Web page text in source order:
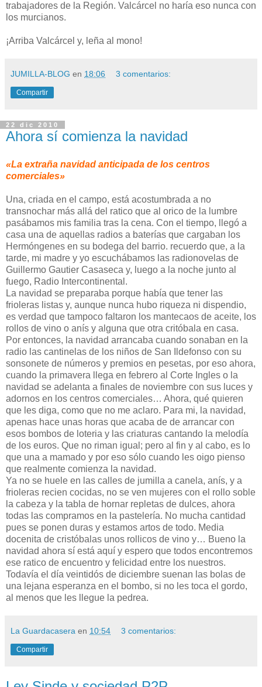
trabajadores de la Región. Valcárcel no haría eso nunca con
los murcianos.
¡Arriba Valcárcel y, leña al mono!
JUMILLA-BLOG en 18:06 3 comentarios:
Compartir
22 dic 2010
Ahora sí comienza la navidad
«La extraña navidad anticipada de los centros
comerciales»
Una, criada en el campo, está acostumbrada a no
transnochar más allá del ratico que al orico de la lumbre
pasábamos mis familia tras la cena. Con el tiempo, llegó a
casa una de aquellas radios a baterías que cargaban los
Hermóngenes en su bodega del barrio. recuerdo que, a la
tarde, mi madre y yo escuchábamos las radionovelas de
Guillermo Gautier Casaseca y, luego a la noche junto al
fuego, Radio Intercontinental.
La navidad se preparaba porque había que tener las
frioleras listas y, aunque nunca hubo riqueza ni dispendio,
es verdad que tampoco faltaron los mantecaos de aceite, los
rollos de vino o anís y alguna que otra critóbala en casa.
Por entonces, la navidad arrancaba cuando sonaban en la
radio las cantinelas de los niños de San Ildefonso con su
sonsonete de números y premios en pesetas, por eso ahora,
cuando la primavera llega en febrero al Corte Ingles o la
navidad se adelanta a finales de noviembre con sus luces y
adornos en los centros comerciales… Ahora, qué quieren
que les diga, como que no me aclaro. Para mi, la navidad,
apenas hace unas horas que acaba de de arrancar con
esos bombos de loteria y las criaturas cantando la melodía
de los euros. Que no riman igual; pero al fin y al cabo, es lo
que una a mamado y por eso sólo cuando les oigo pienso
que realmente comienza la navidad.
Ya no se huele en las calles de jumilla a canela, anís, y a
frioleras recien cocidas, no se ven mujeres con el rollo soble
la cabeza y la tabla de hornar repletas de dulces, ahora
todas las compramos en la pastelería. No mucha cantidad
pues se ponen duras y estamos artos de todo. Media
docenita de cristóbalas unos rollicos de vino y… Bueno la
navidad ahora sí está aquí y espero que todos encontremos
ese ratico de encuentro y felicidad entre los nuestros.
Todavía el día veintidós de diciembre suenan las bolas de
una lejana esperanza en el bombo, si no les toca el gordo,
al menos que les llegue la pedrea.
La Guardacasera en 10:54 3 comentarios:
Compartir